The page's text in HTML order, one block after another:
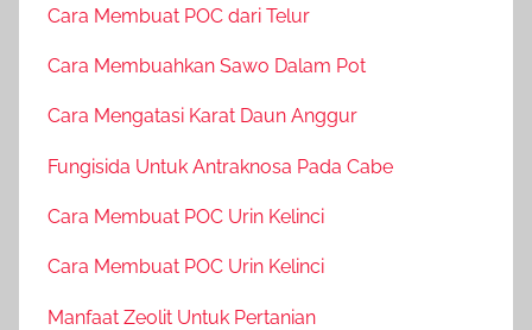
Cara Membuat POC dari Telur
Cara Membuahkan Sawo Dalam Pot
Cara Mengatasi Karat Daun Anggur
Fungisida Untuk Antraknosa Pada Cabe
Cara Membuat POC Urin Kelinci
Cara Membuat POC Urin Kelinci
Manfaat Zeolit Untuk Pertanian